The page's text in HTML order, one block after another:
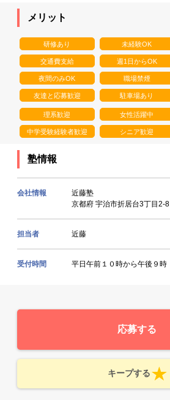
メリット
研修あり 未経験OK
交通費支給 週1日からOK
夜間のみOK 職場禁煙
友達と応募歓迎 駐車場あり
理系歓迎 女性活躍中
中学受験経験者歓迎 シニア歓迎
塾情報
会社情報
近藤塾
京都府 宇治市折居台3丁目2-8
担当者 近藤
受付時間 平日午前１０時から午後９時
応募する
キープする